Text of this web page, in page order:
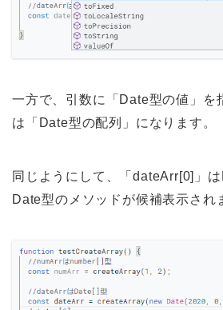
一方で、引数に「Date型の値」を
は「Date型の配列」になります。
同じようにして、「dateArr[0]」は
Date型のメソッドが候補表示され